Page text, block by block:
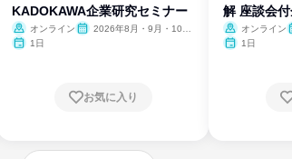
KADOKAWA企業研究セミナー
オンライン
2026年8月・9月・10
1日
お気に入り
解 座談会
オンライン
1日